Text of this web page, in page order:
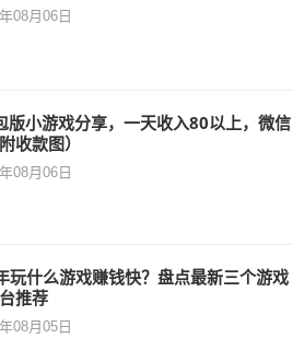
08月06日
版小游戏分享，一天收入80以上，微信
收款图）
08月06日
玩什么游戏赚钱快？盘点最新三个游戏
推荐
08月05日